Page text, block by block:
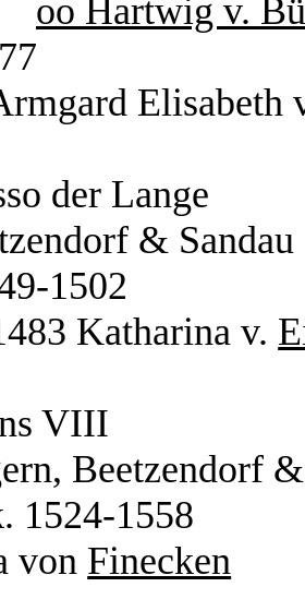
oo Hartwig v.
Elisabeth
der Lange
& Sandau
1502
Katharina v.
VIII
Beetzendorf
1558
von Finecken